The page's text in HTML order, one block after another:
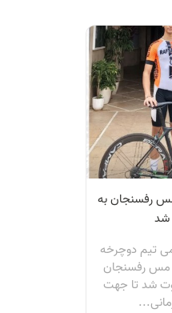
رفسنجان به
شد
تیم دوچرخه
مس رفسنجان
شد تا جهت